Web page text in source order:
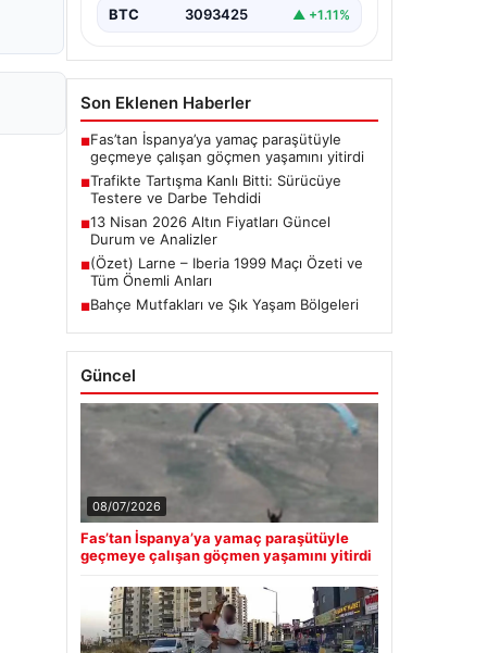
BTC 3093425 ▲ +1.11%
Son Eklenen Haberler
■Fas’tan İspanya’ya yamaç paraşütüyle
geçmeye çalışan göçmen yaşamını yitirdi
■Trafikte Tartışma Kanlı Bitti: Sürücüye
Testere ve Darbe Tehdidi
■13 Nisan 2026 Altın Fiyatları Güncel
Durum ve Analizler
■(Özet) Larne – Iberia 1999 Maçı Özeti ve
Tüm Önemli Anları
■Bahçe Mutfakları ve Şık Yaşam Bölgeleri
Güncel
08/07/2026
Fas’tan İspanya’ya yamaç paraşütüyle
geçmeye çalışan göçmen yaşamını yitirdi